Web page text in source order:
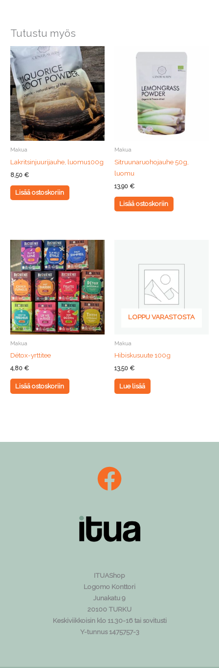
Tutustu myös
Makua
Lakritsinjuurijauhe, luomu100g
8,50 €
Lisää ostoskoriin
Makua
Sitruunaruohojauhe 50g,
luomu
13,90 €
Lisää ostoskoriin
Makua
Détox-yrttitee
4,80 €
Lisää ostoskoriin
LOPPU VARASTOSTA
Makua
Hibiskusuute 100g
13,50 €
Lue lisää
ITUAShop
Logomo Konttori
Junakatu 9
20100 TURKU
Keskiviikkoisin klo 11.30-16 tai sovitusti
Y-tunnus 1475757-3